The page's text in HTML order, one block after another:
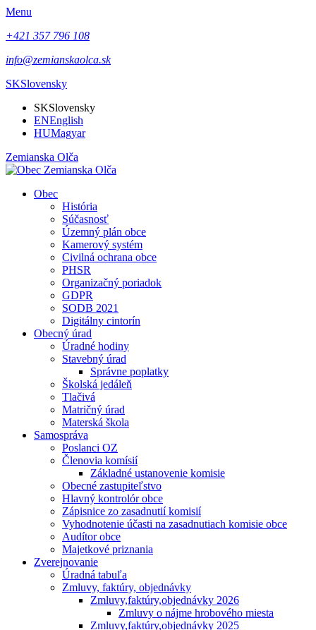
Menu
+421 357 796 108
info@zemianskaolca.sk
SKSlovensky
SKSlovensky
ENEnglish
HUMagyar
Zemianska Olča
Obec
História
Súčasnosť
Územný plán obce
Kamerový systém
Civilná ochrana obce
PHSR
Organizačný poriadok
GDPR
SODB 2021
Digitálny cintorín
Obecný úrad
Úradné hodiny
Stavebný úrad
Správne poplatky
Školská jedáleň
Tlačivá
Matričný úrad
Materská škola
Samospráva
Poslanci OZ
Členovia komísií
Základné ustanovenie komisie
Obecné zastupiteľstvo
Hlavný kontrolór obce
Zápisnice zo zasadnutií komisií
Vyhodnotenie účasti na zasadnutiach komisie obce
Audítor obce
Majetkové priznania
Zverejnovanie
Úradná tabuľa
Zmluvy, faktúry, objednávky
Zmluvy,faktúry,objednávky 2026
Zmluvy o nájme hrobového miesta
Zmluvy,faktúry,objednávky 2025